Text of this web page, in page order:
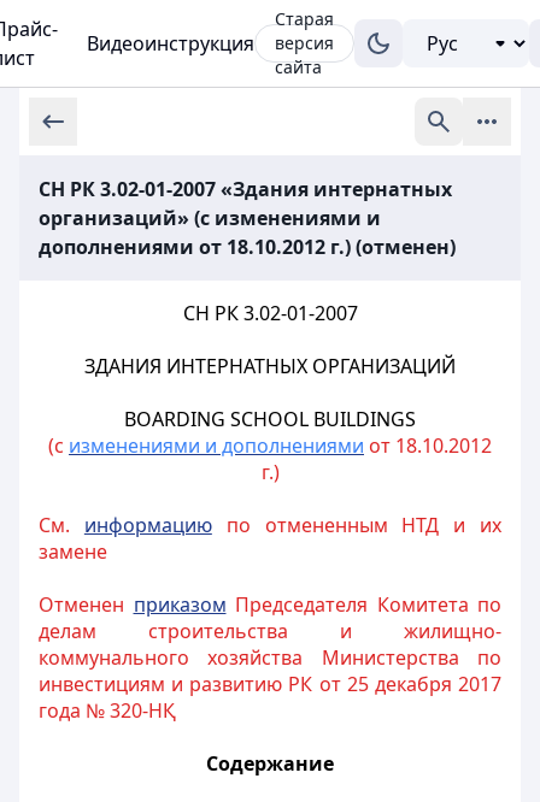
Видеоинструкция
Старая
версия
сайта
СН РК 3.02-01-2007 «Здания интернатных
организаций» (с изменениями и
дополнениями от 18.10.2012 г.) (отменен)
СН РК 3.02-01-2007
ЗДАНИЯ ИНТЕРНАТНЫХ ОРГАНИЗАЦИЙ
BOARDING SCHOOL BUILDINGS
(с изменениями и дополнениями от 18.10.2012
г.)
См. информациюпо отмененным НТД и их
замене
Отменен приказом Председателя Комитета по
делам строительства и жилищно-
коммунального хозяйства Министерства по
инвестициям и развитию РК от 25 декабря 2017
года № 320-НҚ
Содержание